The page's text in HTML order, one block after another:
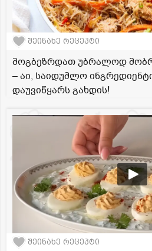
შეინახე რეცეპტი
მოგბეზრდათ უბრალოდ
– აი, საიდუმლო
დაუვიწყარს გახდის!
შეინახე რეცეპტი